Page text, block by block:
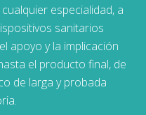
especialidad, a
sanitarios
apoyo y la implicación
el producto final, de
de larga y probada